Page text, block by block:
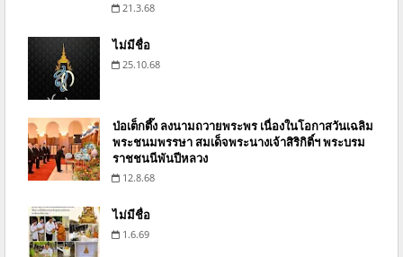
21.3.68
ไม่มีชื่อ
25.10.68
ป่อเต็กตึ๊ง ลงนามถวายพระพร เนื่องในโอกาสวันเฉลิม
พระชนมพรรษา สมเด็จพระนางเจ้าสิริกิติ์ฯ พระบรม
ราชชนนีพันปีหลวง
12.8.68
ไม่มีชื่อ
1.6.69